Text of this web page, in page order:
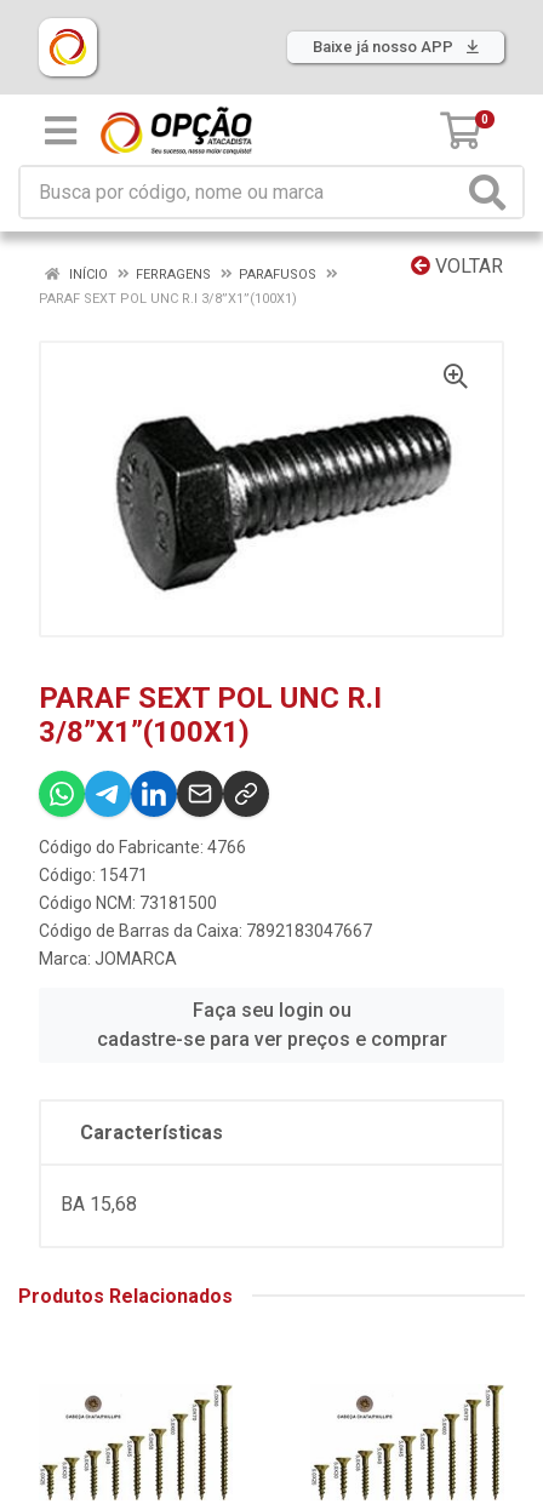
Baixe já nosso APP
0
VOLTAR
INÍCIO FERRAGENS
PARAFUSOS
PARAF SEXT POL UNC R.I 3/8”X1”(100X1)
PARAF SEXT POL UNC R.I
3/8”X1”(100X1)
Código do Fabricante: 4766
Código: 15471
Código NCM: 73181500
Código de Barras da Caixa: 7892183047667
Marca: JOMARCA
Faça seu login ou
cadastre-se para ver preços e comprar
Características
BA 15,68
Produtos Relacionados